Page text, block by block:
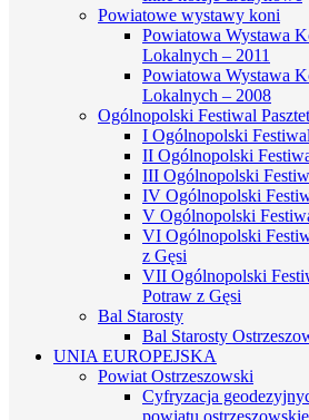
Powiatowe wystawy koni
Powiatowa Wystawa
Lokalnych – 2011
Powiatowa Wystawa
Lokalnych – 2008
Ogólnopolski Festiwal
I Ogólnopolski
II Ogólnopolski
III Ogólnopolski
IV Ogólnopolski
V Ogólnopolski
VI Ogólnopolski
z Gęsi
VII Ogólnopolski
Potraw z Gęsi
Bal Starosty
Bal Starosty
UNIA EUROPEJSKA
Powiat Ostrzeszowski
Cyfryzacja
powiatu